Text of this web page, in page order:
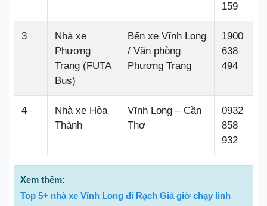
159
3
Nhà xe
Phương
Trang (FUTA
Bus)
Bến xe Vĩnh Long
/ Văn phòng
Phương Trang
1900
638
494
4
Nhà xe Hòa
Thành
Vĩnh Long – Cần
Thơ
0932
858
932
Xem thêm:
Top 5+ nhà xe Vĩnh Long đi Rạch Giá giờ chạy linh